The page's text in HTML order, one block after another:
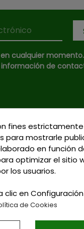
cualquier
de
C/ Delgadillo Nº 7 -
Talavera de la Reina
Llamadnos:
+34
Email:
fines
para mostrarle
en función
optimizar el sitio
los usuarios.
clic en
de Cookies